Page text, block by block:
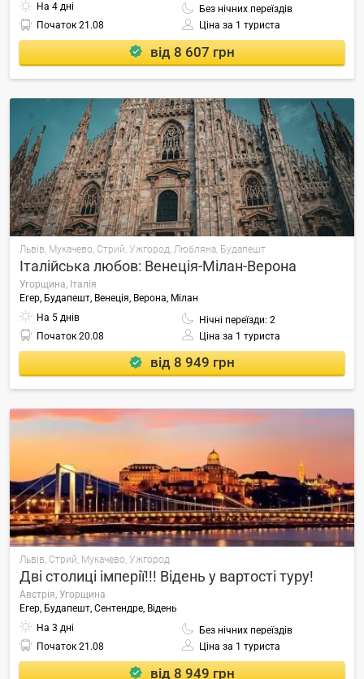
На 4 дні
Без нічних переїздів
Початок 21.08 Ціна за 1 туриста
від 8 607 грн
Львів, Мукачево, Стрий, Ужгород, Любляна, Будапешт
Італійська любов: Венеція-Мілан-Верона
Угорщина, Італія
Егер, Будапешт, Венеція, Верона, Мілан
На 5 днів
Нічні переїзди: 2
Початок 20.08 Ціна за 1 туриста
від 8 949 грн
Львів, Стрий, Мукачево, Ужгород
Дві столиці імперії!!! Відень у вартості туру!
Австрія, Угорщина
Егер, Будапешт, Сентендре, Відень
На 3 дні
Без нічних переїздів
Початок 21.08 Ціна за 1 туриста
від 8 949 грн